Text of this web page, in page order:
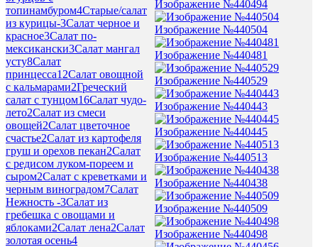
топинамбуром4Старые/салат
из курицы-3Салат черное и
красное3Салат по-
мексикански3Салат мангал
усту8Салат
принцесса12Салат овощной
с кальмарами2Греческий
салат с тунцом16Салат чудо-
лето2Салат из смеси
овощей2Салат цветочное
счастье2Салат из картофеля
груш и орехов пекан2Салат
с редисом луком-пореем и
сыром2Салат с креветками и
черным виноградом7Салат
Нежность -3Салат из
гребешка с овощами и
яблоками2Салат лена2Салат
золотая осень4
Изображение №440494
Изображение №440504
Изображение №440481
Изображение №440529
Изображение №440443
Изображение №440445
Изображение №440513
Изображение №440438
Изображение №440509
Изображение №440498